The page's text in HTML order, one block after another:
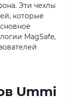
Эти чехлы
которые
MagSafe,
Ummi